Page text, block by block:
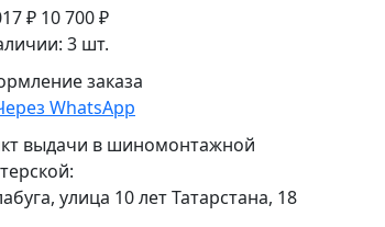
₽ 10 700 ₽
3 шт.
заказа
WhatsApp
выдачи в шиномонтажной
улица 10 лет Татарстана, 18